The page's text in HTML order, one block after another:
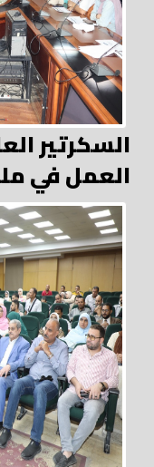
السكرتير
العمل في